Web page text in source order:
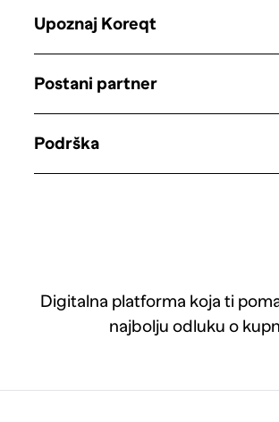
Digitalna platforma koja ti
najbolju odluku o
Upoznaj Koreqt
Postani partner
Podrška